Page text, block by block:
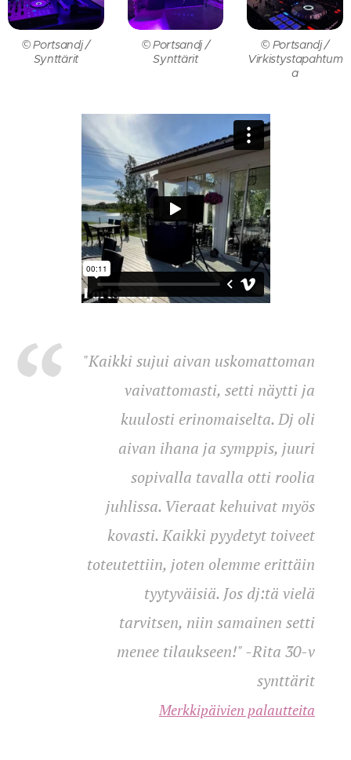
© Portsandj /
Synttärit
© Portsandj /
Synttärit
© Portsandj /
Virkistystapahtum
a
"Kaikki sujui aivan uskomattoman
vaivattomasti, setti näytti ja
kuulosti erinomaiselta. Dj oli
aivan ihana ja symppis, juuri
sopivalla tavalla otti roolia
juhlissa. Vieraat kehuivat myös
kovasti. Kaikki pyydetyt toiveet
toteutettiin, joten olemme erittäin
tyytyväisiä. Jos dj:tä vielä
tarvitsen, niin samainen setti
menee tilaukseen!" -Rita 30-v
synttärit
Merkkipäivien palautteita